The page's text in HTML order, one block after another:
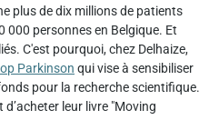
plus de dix millions de patients
000 personnes en Belgique. Et
C'est pourquoi, chez Delhaize,
Parkinson qui vise à sensibiliser
pour la recherche scientifique.
leur livre "Moving